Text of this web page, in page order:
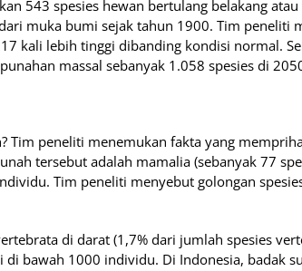
543 spesies hewan bertulang belakang
muka bumi sejak tahun 1900. Tim peneliti
kali lebih tinggi dibanding kondisi normal.
massal sebanyak 1.058 spesies di
Tim peneliti menemukan fakta yang
tersebut adalah mamalia (sebanyak 77
Tim peneliti menyebut golongan
di darat (1,7% dari jumlah spesies
bawah 1000 individu. Di Indonesia, badak